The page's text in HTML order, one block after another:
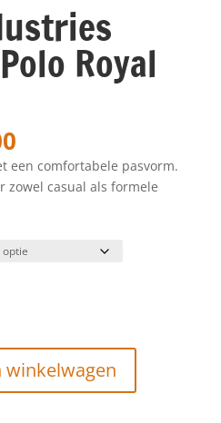
Royal
Huidige
prijs
is:
€30,00.
een comfortabele pasvorm.
zowel casual als formele
winkelwagen